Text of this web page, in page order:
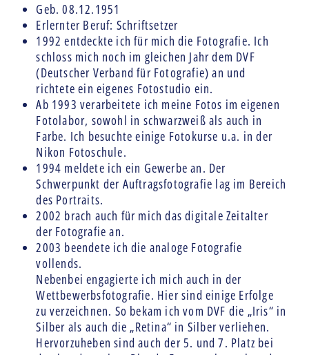
Geb. 08.12.1951
Erlernter Beruf: Schriftsetzer
1992 entdeckte ich für mich die Fotografie. Ich
schloss mich noch im gleichen Jahr dem DVF
(Deutscher Verband für Fotografie) an und
richtete ein eigenes Fotostudio ein.
Ab 1993 verarbeitete ich meine Fotos im eigenen
Fotolabor, sowohl in schwarzweiß als auch in
Farbe. Ich besuchte einige Fotokurse u.a. in der
Nikon Fotoschule.
1994 meldete ich ein Gewerbe an. Der
Schwerpunkt der Auftragsfotografie lag im Bereich
des Portraits.
2002 brach auch für mich das digitale Zeitalter
der Fotografie an.
2003 beendete ich die analoge Fotografie
vollends.
Nebenbei engagierte ich mich auch in der
Wettbewerbsfotografie. Hier sind einige Erfolge
zu verzeichnen. So bekam ich vom DVF die „Iris“ in
Silber als auch die „Retina“ in Silber verliehen.
Hervorzuheben sind auch der 5. und 7. Platz bei